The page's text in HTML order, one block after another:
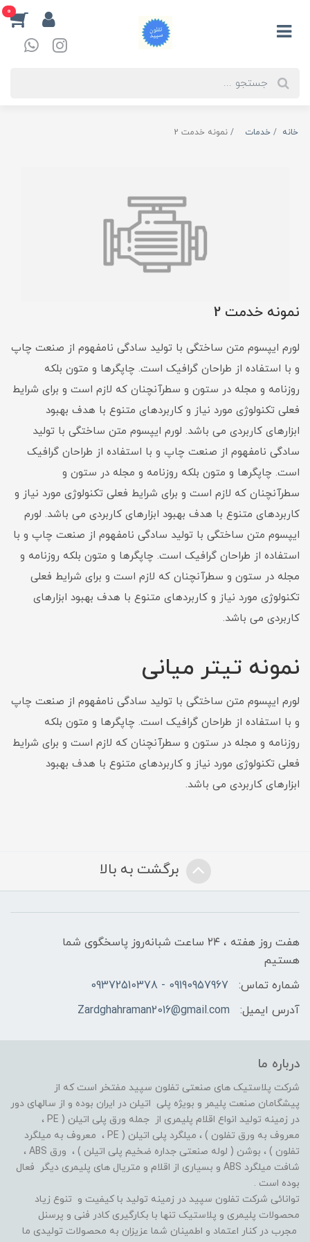
0
خانه خدمات نمونه خدمت 2
نمونه خدمت 2
لورم ایپسوم متن ساختگی با تولید سادگی نامفهوم از صنعت چاپ
و با استفاده از طراحان گرافیک است. چاپگرها و متون بلکه
روزنامه و مجله در ستون و سطرآنچنان که لازم است و برای شرایط
فعلی تکنولوژی مورد نیاز و کاربردهای متنوع با هدف بهبود
ابزارهای کاربردی می باشد. لورم ایپسوم متن ساختگی با تولید
سادگی نامفهوم از صنعت چاپ و با استفاده از طراحان گرافیک
است. چاپگرها و متون بلکه روزنامه و مجله در ستون و
سطرآنچنان که لازم است و برای شرایط فعلی تکنولوژی مورد نیاز و
کاربردهای متنوع با هدف بهبود ابزارهای کاربردی می باشد. لورم
ایپسوم متن ساختگی با تولید سادگی نامفهوم از صنعت چاپ و با
استفاده از طراحان گرافیک است. چاپگرها و متون بلکه روزنامه و
مجله در ستون و سطرآنچنان که لازم است و برای شرایط فعلی
تکنولوژی مورد نیاز و کاربردهای متنوع با هدف بهبود ابزارهای
کاربردی می باشد.
نمونه تیتر میانی
لورم ایپسوم متن ساختگی با تولید سادگی نامفهوم از صنعت چاپ
و با استفاده از طراحان گرافیک است. چاپگرها و متون بلکه
روزنامه و مجله در ستون و سطرآنچنان که لازم است و برای شرایط
فعلی تکنولوژی مورد نیاز و کاربردهای متنوع با هدف بهبود
ابزارهای کاربردی می باشد.
برگشت به بالا
هفت روز هفته ، ۲۴ ساعت شبانه‌روز پاسخگوی شما
هستیم
شماره تماس:
09190957967 - 09372510378
آدرس ایمیل:
Zardghahraman2016@gmail.com
درباره ما
شرکت پلاستیک های صنعتی تفلون سپید مفتخر است که از
پیشگامان صنعت پلیمر و بویژه پلی اتیلن در ایران بوده و از سالهای دور
در زمینه تولید انواع اقلام پلیمری از جمله ورق پلی اتیلن ( PE ،
معروف به ورق تفلون ) ، میلگرد پلی اتیلن ( PE ، معروف به میلگرد
تفلون ) ، بوشن ( لوله صنعتی جداره ضخیم پلی اتیلن ) ، ورق ABS ،
شافت میلگرد ABS و بسیاری از اقلام و متریال های پلیمری دیگر فعال
بوده است .
توانائی شرکت تفلون سپید در زمینه تولید با کیفیت و تنوع زیاد
محصولات پلیمری و پلاستیک تنها با بکارگیری کادر فنی و پرسنل
مجرب در کنار اعتماد و اطمینان شما عزیزان به محصولات تولیدی ما